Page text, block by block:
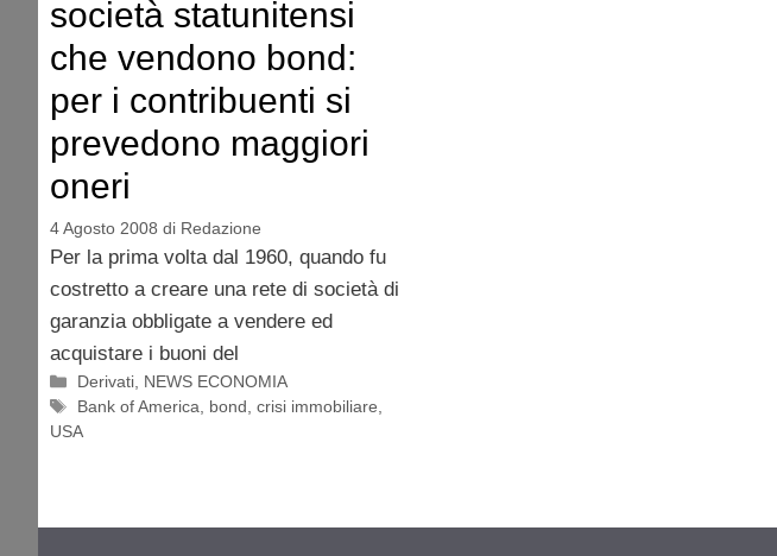
società statunitensi
che vendono bond:
per i contribuenti si
prevedono maggiori
oneri
4 Agosto 2008 di Redazione
Per la prima volta dal 1960, quando fu
costretto a creare una rete di società di
garanzia obbligate a vendere ed
acquistare i buoni del
Categorie
Derivati, NEWS ECONOMIA
Tag
Bank of America, bond,crisi immobiliare,
USA